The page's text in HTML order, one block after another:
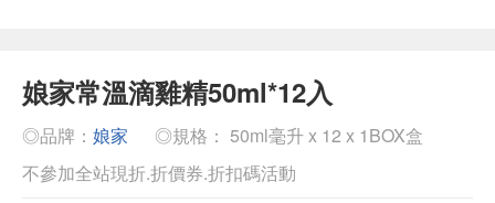
娘家常溫滴雞精50ml*12入
◎品牌： 娘家
◎規格： 50ml毫升 x 12 x 1BOX盒
不參加全站現折.折價券.折扣碼活動